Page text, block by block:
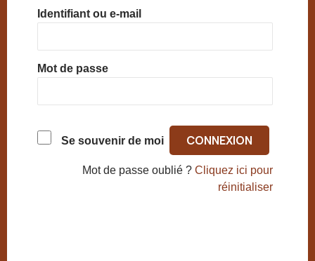
Identifiant ou e-mail
Mot de passe
Se souvenir de moi
Mot de passe oublié ?Cliquez ici pour
réinitialiser